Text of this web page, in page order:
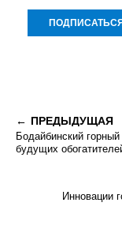
ПРЕДЫДУЩАЯ
Бодайбинский
будущих
Инновации